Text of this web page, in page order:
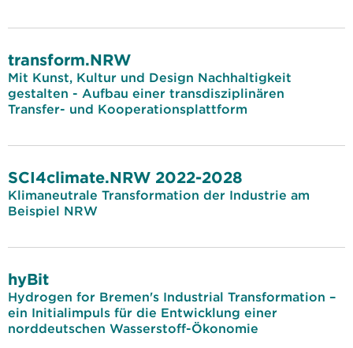
transform.NRW
Mit Kunst, Kultur und Design Nachhaltigkeit
gestalten - Aufbau einer transdisziplinären
Transfer- und Kooperationsplattform
SCI4climate.NRW 2022-2028
Klimaneutrale Transformation der Industrie am
Beispiel NRW
hyBit
Hydrogen for Bremen's Industrial Transformation –
ein Initialimpuls für die Entwicklung einer
norddeutschen Wasserstoff-Ökonomie